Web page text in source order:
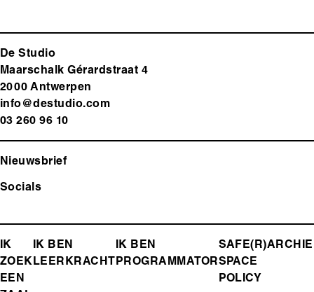
De Studio
Maarschalk Gérardstraat 4
2000 Antwerpen
info@destudio.com
03 260 96 10
Nieuwsbrief
Socials
FOOTER-
MENU
IK
ZOEK
EEN
IK BEN
LEERKRACHT
IK BEN
PROGRAMMATOR
SAFE(R)
SPACE
POLICY